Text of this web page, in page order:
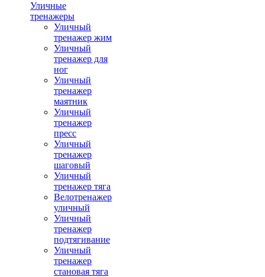
Уличные
тренажеры
Уличный
тренажер жим
Уличный
тренажер для
ног
Уличный
тренажер
маятник
Уличный
тренажер
пресс
Уличный
тренажер
шаговый
Уличный
тренажер тяга
Велотренажер
уличный
Уличный
тренажер
подтягивание
Уличный
тренажер
становая тяга